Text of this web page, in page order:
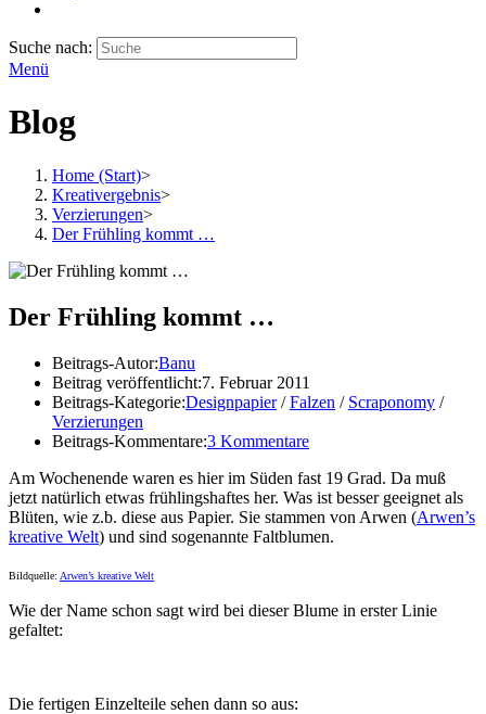
Suche nach:
Menü
Blog
Home (Start)>
Kreativergebnis>
Verzierungen>
Der Frühling kommt …
Der Frühling kommt …
Beitrags-Autor:Banu
Beitrag veröffentlicht:7. Februar 2011
Beitrags-Kategorie:Designpapier / Falzen / Scraponomy /
Verzierungen
Beitrags-Kommentare:3 Kommentare
Am Wochenende waren es hier im Süden fast 19 Grad. Da muß
jetzt natürlich etwas frühlingshaftes her. Was ist besser geeignet als
Blüten, wie z.b. diese aus Papier. Sie stammen von Arwen (Arwen’s
kreative Welt) und sind sogenannte Faltblumen.
Bildquelle: Arwen’s kreative Welt
Wie der Name schon sagt wird bei dieser Blume in erster Linie
gefaltet:
Die fertigen Einzelteile sehen dann so aus: